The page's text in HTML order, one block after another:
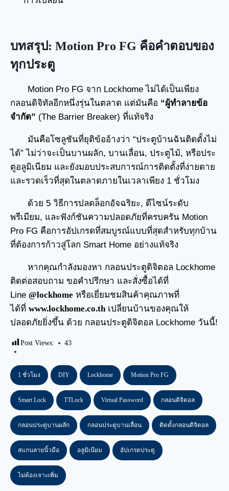
บทสรุป: Motion Pro FG คือคำตอบของ
ทุกประตู
Motion Pro FG จาก Lockhome ไม่ได้เป็นเพียง
กลอนดิจิทัลอีกหนึ่งรุ่นในตลาด แต่มันคือ “ผู้ทำลายข้อ
จำกัด” (The Barrier Breaker) ที่แท้จริง
มันคือโซลูชันที่ยุติข้ออ้างว่า “ประตูบ้านฉันติดตั้งไม่
ได้” ไม่ว่าจะเป็นบานผลัก, บานเลื่อน, ประตูไม้, หรือประ
ตูอลูมิเนียม และยังมอบประสบการณ์การติดตั้งที่ง่ายดาย
และรวดเร็วที่สุดในตลาดภายในเวลาเพียง 1 ชั่วโมง
ด้วย 5 วิธีการปลดล็อกอัจฉริยะ, ดีไซน์ระดับ
พรีเมียม, และฟังก์ชันความปลอดภัยที่ครบครัน Motion
Pro FG คือการอัปเกรดที่สมบูรณ์แบบที่สุดสำหรับทุกบ้าน
ที่ต้องการก้าวสู่โลก Smart Home อย่างแท้จริง
หากคุณกำลังมองหา กลอนประตูดิจิตอล Lockhome
ติดต่อสอบถาม ขอคำปรึกษา และสั่งซื้อได้ที่
Line @lockhome หรือเยี่ยมชมสินค้าคุณภาพที่
ได้ที่ www.lockhome.co.th เปลี่ยนบ้านของคุณให้
ปลอดภัยยิ่งขึ้น ด้วย กลอนประตูดิจิตอล Lockhome วันนี้!
Post Views: 43
1 ชั่วโมง DIY Lockhome Motion Pro FG
Smart Lock TTLock Virtual Password กลอนดิจิตอล
กลอนประตูบานผลัก กลอนประตูบานเลื่อน ติดตั้งกลอนดิจิตอล
สแกนลายนิ้วมือ อลูมิเนียม อัปเกรดประตู
ไม่ต้องเจาะเพิ่ม